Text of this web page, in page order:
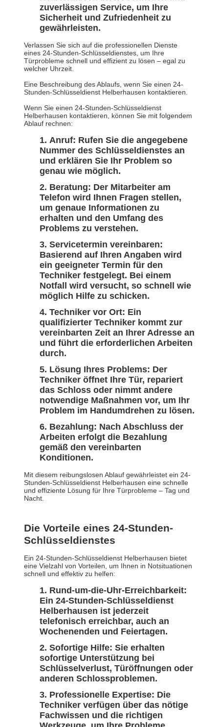
zuverlässigen Service, um Ihre
Sicherheit und Zufriedenheit zu
gewährleisten.
Verlassen Sie sich auf die professionellen Dienste
eines 24-Stunden-Schlüsseldienstes, um Ihre
Türprobleme schnell und effizient zu lösen – egal zu
welcher Uhrzeit.
Eine Beschreibung des Ablaufs, wenn Sie einen 24-
Stunden-Schlüsseldienst Helberhausen kontaktieren.
Wenn Sie einen 24-Stunden-Schlüsseldienst
Helberhausen kontaktieren, können Sie mit folgendem
Ablauf rechnen:
Anruf: Rufen Sie die angegebene
Nummer des Schlüsseldienstes an
und erklären Sie Ihr Problem so
genau wie möglich.
Beratung: Der Mitarbeiter am
Telefon wird Ihnen Fragen stellen,
um genaue Informationen zu
erhalten und den Umfang des
Problems zu verstehen.
Servicetermin vereinbaren:
Basierend auf Ihren Angaben wird
ein geeigneter Termin für den
Techniker festgelegt. Bei einem
Notfall wird versucht, so schnell wie
möglich Hilfe zu schicken.
Techniker vor Ort: Ein
qualifizierter Techniker kommt zur
vereinbarten Zeit an Ihrer Adresse an
und führt die erforderlichen Arbeiten
durch.
Lösung Ihres Problems: Der
Techniker öffnet Ihre Tür, repariert
das Schloss oder nimmt andere
notwendige Maßnahmen vor, um Ihr
Problem im Handumdrehen zu lösen.
Bezahlung: Nach Abschluss der
Arbeiten erfolgt die Bezahlung
gemäß den vereinbarten
Konditionen.
Mit diesem reibungslosen Ablauf gewährleistet ein 24-
Stunden-Schlüsseldienst Helberhausen eine schnelle
und effiziente Lösung für Ihre Türprobleme – Tag und
Nacht.
Die Vorteile eines 24-Stunden-
Schlüsseldienstes
Ein 24-Stunden-Schlüsseldienst Helberhausen bietet
eine Vielzahl von Vorteilen, um Ihnen in Notsituationen
schnell und effektiv zu helfen:
Rund-um-die-Uhr-Erreichbarkeit:
Ein 24-Stunden-Schlüsseldienst
Helberhausen ist jederzeit
telefonisch erreichbar, auch an
Wochenenden und Feiertagen.
Sofortige Hilfe: Sie erhalten
sofortige Unterstützung bei
Schlüsselverlust, Türöffnungen oder
anderen Schlossproblemen.
Professionelle Expertise: Die
Techniker verfügen über das nötige
Fachwissen und die richtigen